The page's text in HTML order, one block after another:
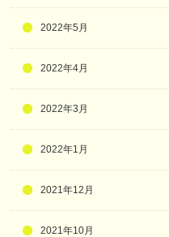
2022年5月
2022年4月
2022年3月
2022年1月
2021年12月
2021年10月